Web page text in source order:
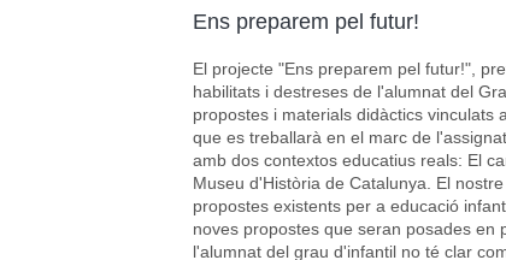
Ens preparem pel futur!
El projecte "Ens preparem pel futur!",
habilitats i destreses de l'alumnat del
propostes i materials didàctics vinculats
que es treballarà en el marc de
amb dos contextos educatius reals: El
Museu d'Història de Catalunya. El
propostes existents per a educació
noves propostes que seran posades en
l'alumnat del grau d'infantil no té clar